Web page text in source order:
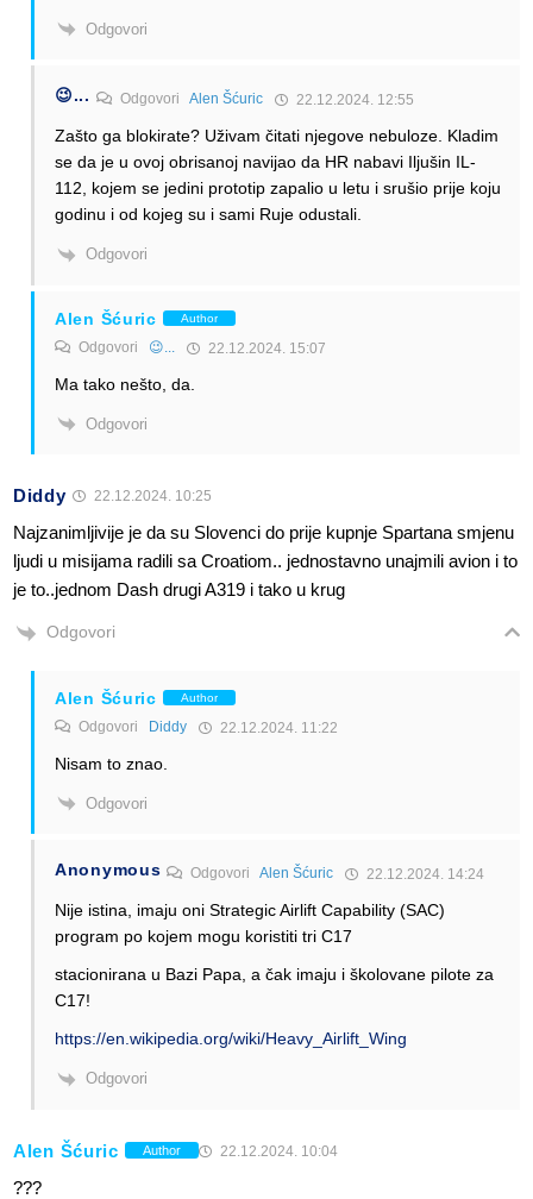
Odgovori
😉... Odgovori Alen Šćuric 22.12.2024. 12:55
Zašto ga blokirate? Uživam čitati njegove nebuloze. Kladim
se da je u ovoj obrisanoj navijao da HR nabavi Iljušin IL-
112, kojem se jedini prototip zapalio u letu i srušio prije koju
godinu i od kojeg su i sami Ruje odustali.
Odgovori
Alen Šćuric Author
Odgovori 😉... 22.12.2024. 15:07
Ma tako nešto, da.
Odgovori
Diddy 22.12.2024. 10:25
Najzanimljivije je da su Slovenci do prije kupnje Spartana smjenu
ljudi u misijama radili sa Croatiom.. jednostavno unajmili avion i to
je to..jednom Dash drugi A319 i tako u krug
Odgovori
Alen Šćuric Author
Odgovori Diddy 22.12.2024. 11:22
Nisam to znao.
Odgovori
Anonymous OdgovoriAlen Šćuric 22.12.2024. 14:24
Nije istina, imaju oni Strategic Airlift Capability (SAC)
program po kojem mogu koristiti tri C17
stacionirana u Bazi Papa, a čak imaju i školovane pilote za
C17!
https://en.wikipedia.org/wiki/Heavy_Airlift_Wing
Odgovori
Alen Šćuric Author 22.12.2024. 10:04
???